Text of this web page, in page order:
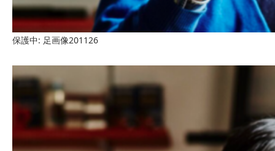
保護中: 足画像201126